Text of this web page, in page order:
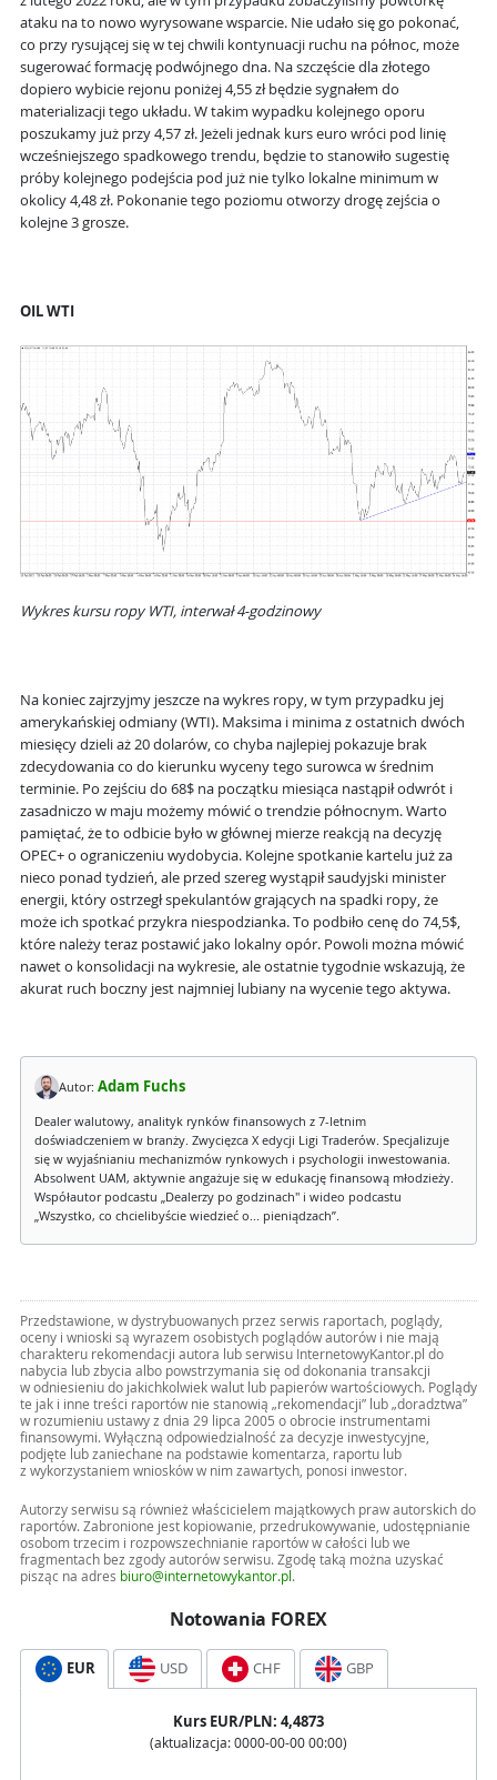
ataku na to nowo wyrysowane wsparcie. Nie udało się go pokonać,
co przy rysującej się w tej chwili kontynuacji ruchu na północ, może
sugerować formację podwójnego dna. Na szczęście dla złotego
dopiero wybicie rejonu poniżej 4,55 zł będzie sygnałem do
materializacji tego układu. W takim wypadku kolejnego oporu
poszukamy już przy 4,57 zł. Jeżeli jednak kurs euro wróci pod linię
wcześniejszego spadkowego trendu, będzie to stanowiło sugestię
próby kolejnego podejścia pod już nie tylko lokalne minimum w
okolicy 4,48 zł. Pokonanie tego poziomu otworzy drogę zejścia o
kolejne 3 grosze.
OIL WTI
Wykres kursu ropy WTI, interwał 4-godzinowy
Na koniec zajrzyjmy jeszcze na wykres ropy, w tym przypadku jej
amerykańskiej odmiany (WTI). Maksima i minima z ostatnich dwóch
miesięcy dzieli aż 20 dolarów, co chyba najlepiej pokazuje brak
zdecydowania co do kierunku wyceny tego surowca w średnim
terminie. Po zejściu do 68$ na początku miesiąca nastąpił odwrót i
zasadniczo w maju możemy mówić o trendzie północnym. Warto
pamiętać, że to odbicie było w głównej mierze reakcją na decyzję
OPEC+ o ograniczeniu wydobycia. Kolejne spotkanie kartelu już za
nieco ponad tydzień, ale przed szereg wystąpił saudyjski minister
energii, który ostrzegł spekulantów grających na spadki ropy, że
może ich spotkać przykra niespodzianka. To podbiło cenę do 74,5$,
które należy teraz postawić jako lokalny opór. Powoli można mówić
nawet o konsolidacji na wykresie, ale ostatnie tygodnie wskazują, że
akurat ruch boczny jest najmniej lubiany na wycenie tego aktywa.
Autor: Adam Fuchs
Dealer walutowy, analityk rynków finansowych z 7-letnim
doświadczeniem w branży. Zwycięzca X edycji Ligi Traderów. Specjalizuje
się w wyjaśnianiu mechanizmów rynkowych i psychologii inwestowania.
Absolwent UAM, aktywnie angażuje się w edukację finansową młodzieży.
Współautor podcastu „Dealerzy po godzinach" i wideo podcastu
„Wszystko, co chcielibyście wiedzieć o... pieniądzach”.
Przedstawione, w dystrybuowanych przez serwis raportach, poglądy,
oceny i wnioski są wyrazem osobistych poglądów autorów i nie mają
charakteru rekomendacji autora lub serwisu InternetowyKantor.pl do
nabycia lub zbycia albo powstrzymania się od dokonania transakcji
w odniesieniu do jakichkolwiek walut lub papierów wartościowych. Poglądy
te jak i inne treści raportów nie stanowią „rekomendacji” lub „doradztwa”
w rozumieniu ustawy z dnia 29 lipca 2005 o obrocie instrumentami
finansowymi. Wyłączną odpowiedzialność za decyzje inwestycyjne,
podjęte lub zaniechane na podstawie komentarza, raportu lub
z wykorzystaniem wniosków w nim zawartych, ponosi inwestor.
Autorzy serwisu są również właścicielem majątkowych praw autorskich do
raportów. Zabronione jest kopiowanie, przedrukowywanie, udostępnianie
osobom trzecim i rozpowszechnianie raportów w całości lub we
fragmentach bez zgody autorów serwisu. Zgodę taką można uzyskać
pisząc na adres biuro@internetowykantor.pl .
Notowania FOREX
EUR USD CHF GBP
Kurs EUR/PLN: 4,4873
(aktualizacja: 0000-00-00 00:00)